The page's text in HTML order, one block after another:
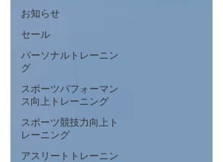
お知らせ
セール
パーソナルトレーニン
グ
スポーツパフォーマン
ス向上トレーニング
スポーツ競技力向上ト
レーニング
アスリートトレーニン